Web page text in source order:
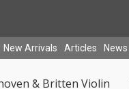
New Arrivals Articles News